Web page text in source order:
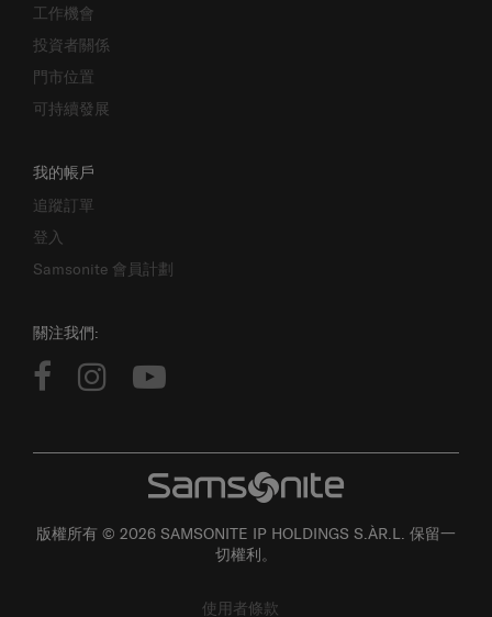
工作機會
投資者關係
門市位置
可持續發展
我的帳戶
追蹤訂單
登入
Samsonite 會員計劃
關注我們:
版權所有 © 2026 SAMSONITE IP HOLDINGS S.ÀR.L. 保留一
切權利。
使用者條款